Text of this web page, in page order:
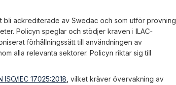
bli ackrediterade av Swedac och som utför provning
Policyn speglar och stödjer kraven i ILAC-
förhållningssätt till användningen av
alla relevanta sektorer. Policyn riktar sig till
ISO/IEC 17025:2018 , vilket kräver övervakning av